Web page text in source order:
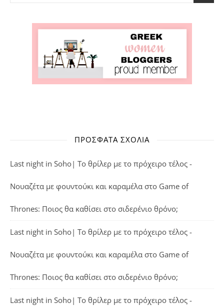
ΠΡΌΣΦΑΤΑ ΣΧΌΛΙΑ
Last night in Soho| Το θρίλερ με το πρόχειρο τέλος -
Νουαζέτα με φουντούκι και καραμέλα στο Game of
Thrones: Ποιος θα καθίσει στο σιδερένιο θρόνο;
Last night in Soho| Το θρίλερ με το πρόχειρο τέλος -
Νουαζέτα με φουντούκι και καραμέλα στο Game of
Thrones: Ποιος θα καθίσει στο σιδερένιο θρόνο;
Last night in Soho| Το θρίλερ με το πρόχειρο τέλος -